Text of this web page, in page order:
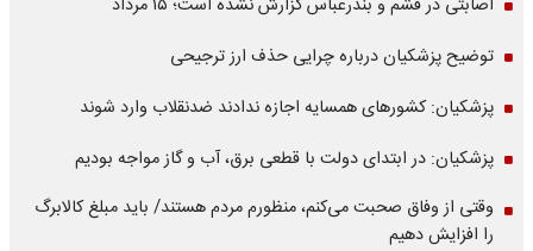
اصابتی در قشم و بندرعباس گزارش نشده است؛ ۱۵ مرداد
توضیح پزشکیان درباره چرایی حذف ارز ترجیحی
پزشکیان: کشورهای همسایه اجازه ندادند ضدنقلاب وارد شوند
پزشکیان: در ابتدای دولت با قطعی برق، آب و گاز مواجه بودیم
وقتی از وفاق صحبت می‌کنم، منظورم مردم هستند/ باید مبلغ کالابرگ
را افزایش دهیم